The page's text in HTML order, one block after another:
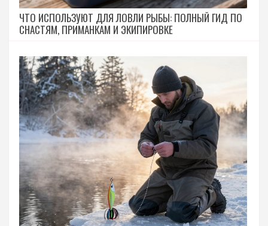
ЧТО ИСПОЛЬЗУЮТ ДЛЯ ЛОВЛИ РЫБЫ: ПОЛНЫЙ ГИД ПО
СНАСТЯМ, ПРИМАНКАМ И ЭКИПИРОВКЕ